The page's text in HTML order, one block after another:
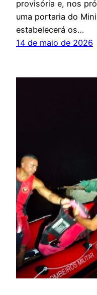
provisória e, nos
uma portaria do
estabelecerá os…
14 de maio de 2026